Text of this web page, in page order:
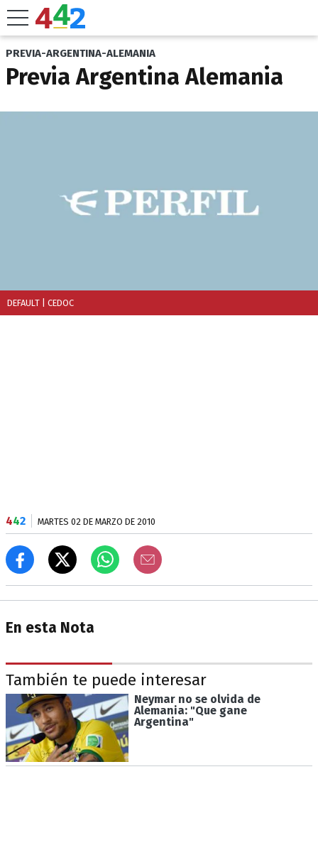
PREVIA-ARGENTINA-ALEMANIA
Previa Argentina Alemania
DEFAULT | CEDOC
442 MARTES 02 DE MARZO DE 2010
En esta Nota
También te puede interesar
Neymar no se olvida de
Alemania: "Que gane
Argentina"